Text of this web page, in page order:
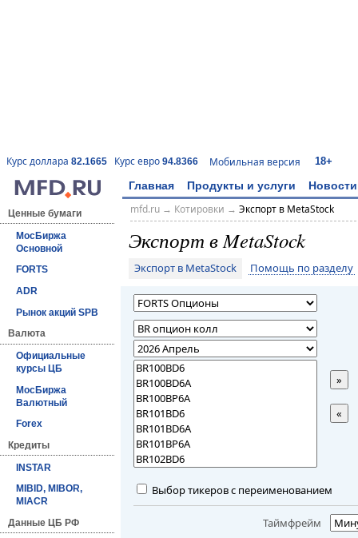
Курс доллара 82.1665 Курс евро 94.8366 Мобильная версия 18+
Главная Продукты и услуги Новости
Ценные бумаги
МосБиржа
Основной
FORTS
ADR
Рынок акций SPB
Валюта
Официальные
курсы ЦБ
МосБиржа
Валютный
Forex
Кредиты
INSTAR
MIBID, MIBOR,
MIACR
Данные ЦБ РФ
mfd.ru→ Котировки → Экспорт в MetaStock
Экспорт в MetaStock
Экспорт в MetaStock Помощь по разделу
»
«
Выбор тикеров с переименованием
Таймфрейм